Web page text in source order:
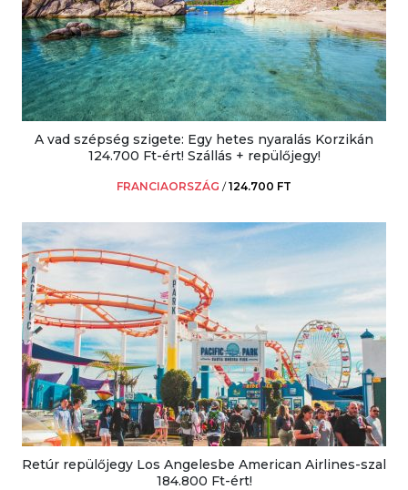
A vad szépség szigete: Egy hetes nyaralás Korzikán
124.700 Ft-ért! Szállás + repülőjegy!
FRANCIAORSZÁG /124.700 FT
Retúr repülőjegy Los Angelesbe American Airlines-szal
184.800 Ft-ért!